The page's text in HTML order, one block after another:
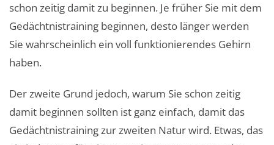
schon zeitig damit zu beginnen. Je früher Sie mit dem
Gedächtnistraining beginnen, desto länger werden
Sie wahrscheinlich ein voll funktionierendes Gehirn
haben.
Der zweite Grund jedoch, warum Sie schon zeitig
damit beginnen sollten ist ganz einfach, damit das
Gedächtnistraining zur zweiten Natur wird. Etwas, das